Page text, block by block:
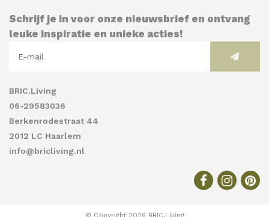
Schrijf je in voor onze nieuwsbrief en ontvang
leuke inspiratie en unieke acties!
BRIC.Living
06-29583036
Berkenrodestraat 44
2012 LC Haarlem
info@bricliving.nl